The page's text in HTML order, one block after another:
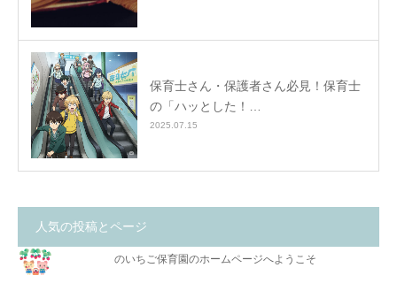
保育士さん・保護者さん必見！保育士
の「ハッとした！…
2025.07.15
人気の投稿とページ
のいちご保育園のホームページへようこそ